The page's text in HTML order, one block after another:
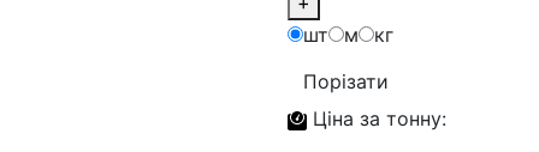
шт
м
кг
Порізати
Ціна за тонну: